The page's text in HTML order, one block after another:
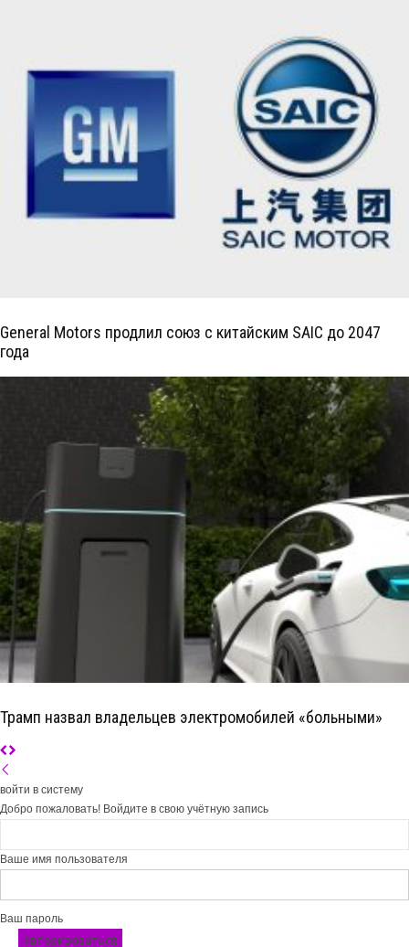
General Motors продлил союз с китайским SAIC до 2047
года
Трамп назвал владельцев электромобилей «больными»
войти в систему
Добро пожаловать! Войдите в свою учётную запись
Ваше имя пользователя
Ваш пароль